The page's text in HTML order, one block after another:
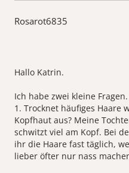
Rosarot6835
Hallo Katrin.
Ich habe zwei kleine Fragen.
1. Trocknet häufiges Haare
Kopfhaut aus? Meine
schwitzt viel am Kopf. Bei
ihr die Haare fast täglich,
lieber öfter nur nass